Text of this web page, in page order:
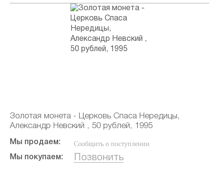
Золотая монета - Церковь Спаса Нередицы,
Александр Невский , 50 рублей, 1995
Мы продаем: Сообщить о поступлении
Мы покупаем: Позвонить